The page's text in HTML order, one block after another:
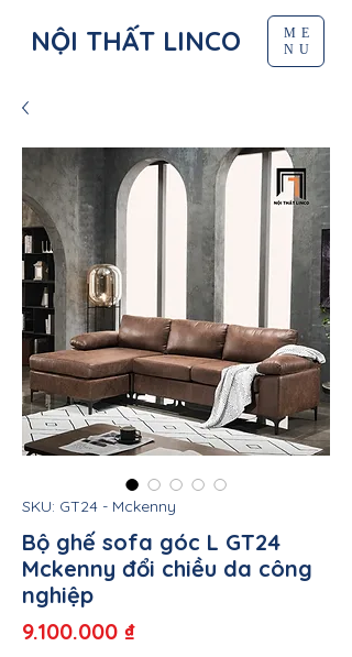
NỘI THẤT LINCO
ME
NU
SKU: GT24 - Mckenny
Bộ ghế sofa góc L GT24
Mckenny đổi chiều da công
nghiệp
9.100.000 ₫Giá